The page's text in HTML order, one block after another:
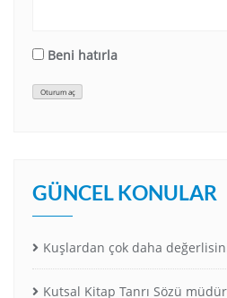
Beni hatırla
Oturum aç
GÜNCEL KONULAR
Kuşlardan çok daha
Kutsal Kitap Tanrı Sözü